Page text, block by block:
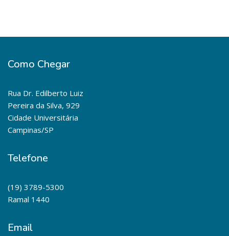
Como Chegar
Rua Dr. Edilberto Luiz
Pereira da Silva, 929
Cidade Universitária
Campinas/SP
Telefone
(19) 3789-5300
Ramal 1440
Email